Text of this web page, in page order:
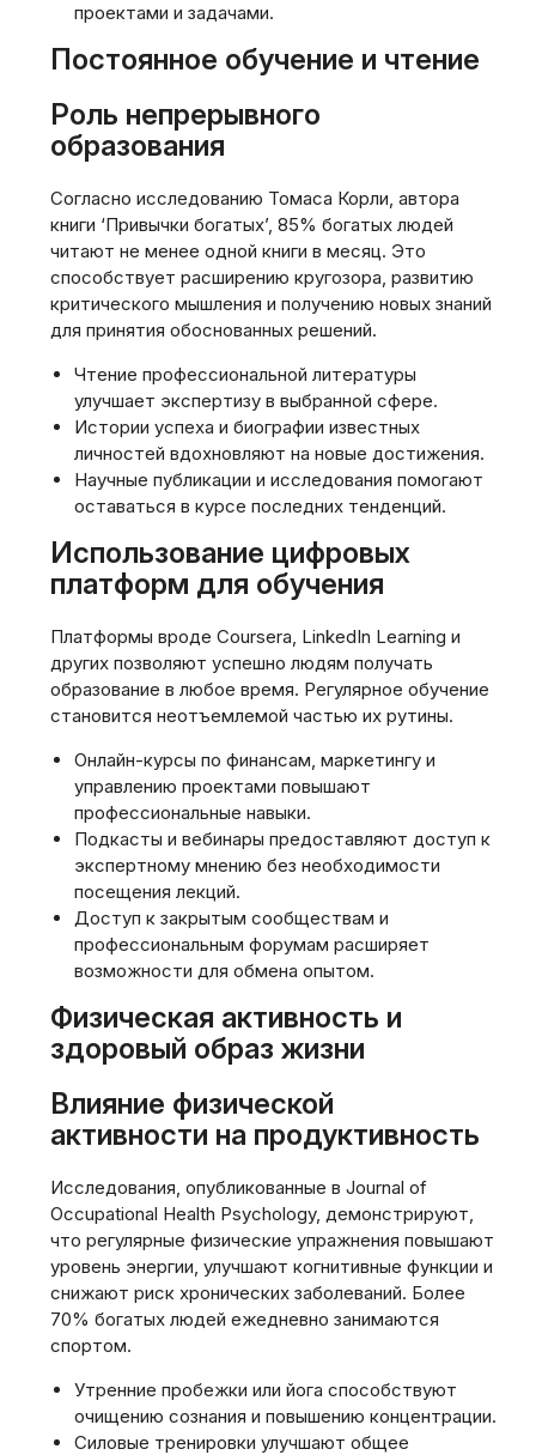
проектами и задачами.
Постоянное обучение и чтение
Роль непрерывного
образования
Согласно исследованию Томаса Корли, автора
книги ‘Привычки богатых’, 85% богатых людей
читают не менее одной книги в месяц. Это
способствует расширению кругозора, развитию
критического мышления и получению новых знаний
для принятия обоснованных решений.
Чтение профессиональной литературы
улучшает экспертизу в выбранной сфере.
Истории успеха и биографии известных
личностей вдохновляют на новые достижения.
Научные публикации и исследования помогают
оставаться в курсе последних тенденций.
Использование цифровых
платформ для обучения
Платформы вроде Coursera, LinkedIn Learning и
других позволяют успешно людям получать
образование в любое время. Регулярное обучение
становится неотъемлемой частью их рутины.
Онлайн-курсы по финансам, маркетингу и
управлению проектами повышают
профессиональные навыки.
Подкасты и вебинары предоставляют доступ к
экспертному мнению без необходимости
посещения лекций.
Доступ к закрытым сообществам и
профессиональным форумам расширяет
возможности для обмена опытом.
Физическая активность и
здоровый образ жизни
Влияние физической
активности на продуктивность
Исследования, опубликованные в Journal of
Occupational Health Psychology, демонстрируют,
что регулярные физические упражнения повышают
уровень энергии, улучшают когнитивные функции и
снижают риск хронических заболеваний. Более
70% богатых людей ежедневно занимаются
спортом.
Утренние пробежки или йога способствуют
очищению сознания и повышению концентрации.
Силовые тренировки улучшают общее